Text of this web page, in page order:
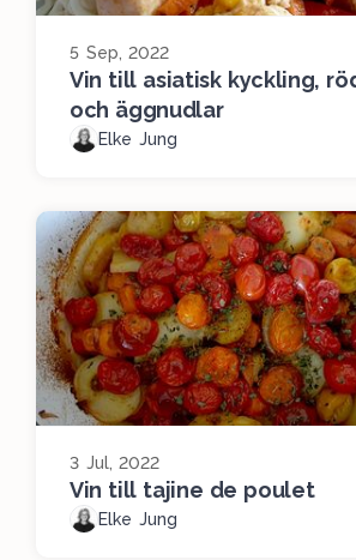
5 Sep, 2022
Vin till asiatisk kyckling,
och äggnudlar
Elke Jung
3 Jul, 2022
Vin till tajine de poulet
Elke Jung